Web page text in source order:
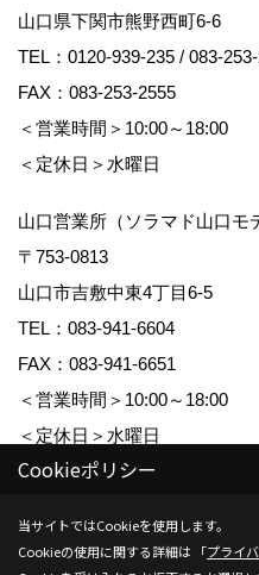
山口県下関市熊野西町6-6
TEL： 0120-939-235 / 083-
FAX：083-253-2555
＜営業時間＞10:00～18:00
＜定休日＞水曜日
山口営業所（ソラマド山口モ
〒753-0813
山口市吉敷中東4丁目6-5
TEL： 083-941-6604
FAX：083-941-6651
＜営業時間＞10:00～18:00
＜定休日＞水曜日
宅地建物取引業免許 山口県
Cookieポリシー
当サイトではCookieを使用します。
Cookieの使用に関する詳細は 「プライ